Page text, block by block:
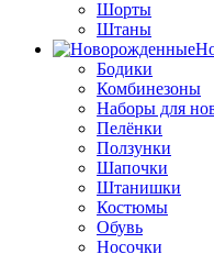
Шорты
Штаны
Бодики
Комбинезоны
Наборы для
Пелёнки
Ползунки
Шапочки
Штанишки
Костюмы
Обувь
Носочки